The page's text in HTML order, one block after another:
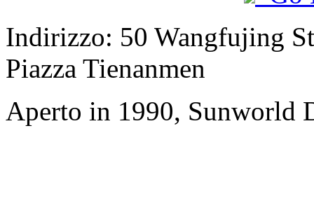
Indirizzo: 50 Wangfujing
Piazza Tienanmen
Aperto in 1990, Sunworld